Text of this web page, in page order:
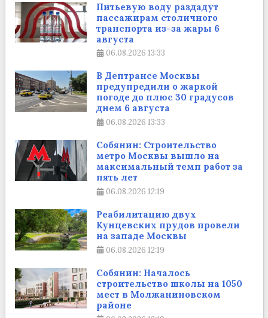
Питьевую воду раздадут
пассажирам столичного
транспорта из-за жары 6
августа
06.08.2026 13:33
В Дептрансе Москвы
предупредили о жаркой
погоде до плюс 30 градусов
днем 6 августа
06.08.2026 13:33
Собянин: Строительство
метро Москвы вышло на
максимальный темп работ за
пять лет
06.08.2026 12:19
Реабилитацию двух
Кунцевских прудов провели
на западе Москвы
06.08.2026 12:19
Собянин: Началось
строительство школы на 1050
мест в Молжаниновском
районе